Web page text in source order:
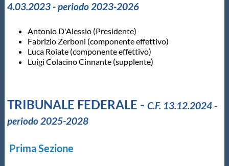
Scuole Nuoto
Propaganda
Area Legislativa
4.03.2023 - periodo 2023-2026
Antonio D'Alessio (Presidente)
Fabrizio Zerboni (componente effettivo)
Luca Roiate (componente effettivo)
Luigi Colacino Cinnante (supplente)
TRIBUNALE FEDERALE - C.F. 13.12.2024 -
periodo 2025-2028
Prima Sezione